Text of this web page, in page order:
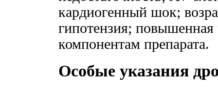
кардиогенный шок;
гипотензия; повышенная
компонентам препарата.
Особые указания